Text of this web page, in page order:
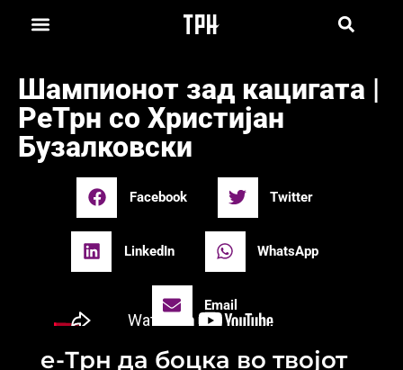
Шампионот зад кацигата |
РеТрн со Христијан
Бузалковски
Facebook Twitter
LinkedIn WhatsApp
Email
е-Трн да боцка во твојот